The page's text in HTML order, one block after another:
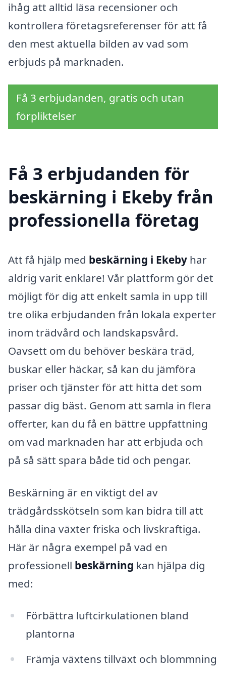
ihåg att alltid läsa recensioner och
kontrollera företagsreferenser för att få
den mest aktuella bilden av vad som
erbjuds på marknaden.
Få 3 erbjudanden, gratis och utan
förpliktelser
Få 3 erbjudanden för
beskärning i Ekeby från
professionella företag
Att få hjälp med beskärning i Ekeby har
aldrig varit enklare! Vår plattform gör det
möjligt för dig att enkelt samla in upp till
tre olika erbjudanden från lokala experter
inom trädvård och landskapsvård.
Oavsett om du behöver beskära träd,
buskar eller häckar, så kan du jämföra
priser och tjänster för att hitta det som
passar dig bäst. Genom att samla in flera
offerter, kan du få en bättre uppfattning
om vad marknaden har att erbjuda och
på så sätt spara både tid och pengar.
Beskärning är en viktigt del av
trädgårdsskötseln som kan bidra till att
hålla dina växter friska och livskraftiga.
Här är några exempel på vad en
professionell beskärning kan hjälpa dig
med:
Förbättra luftcirkulationen bland
plantorna
Främja växtens tillväxt och blommning